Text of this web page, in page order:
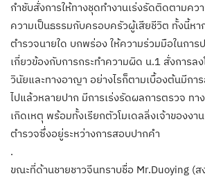
กำชับสั่งการให้ทางชุดทำงานเร่งรัดติดตามคว
ความเป็นธรรมกับครอบครัวผู้เสียชีวิต ทั้งนี้หา
ตำรวจนายใด บกพร่อง ให้ความร่วมมือในกา
เกี่ยวข้องกับการกระทำความผิด น.1 สั่งการล
วินัยและทางอาญา อย่างไรก็ตามเบื้องต้นมีกา
ไปแล้วหลายปาก มีการเร่งรัดผลการตรวจ ท
เกิดเหตุ พร้อมทั้งเรียกตัวโมเดลลิ่งเจ้าของงา
ตำรวจซึ่งอยู่ระหว่างการสอบปากคำ
.
ขณะที่ด้านชายชาวจีนทราบชื่อ Mr.Duoying (